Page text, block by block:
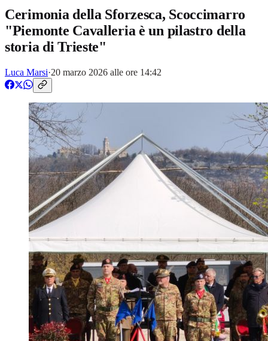
Cerimonia della Sforzesca, Scoccimarro
"Piemonte Cavalleria è un pilastro della
storia di Trieste"
Luca Marsi·20 marzo 2026 alle ore 14:42